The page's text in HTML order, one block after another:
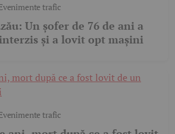
trafic
Un șofer de 76 de ani a
și a lovit opt mașini
trafic